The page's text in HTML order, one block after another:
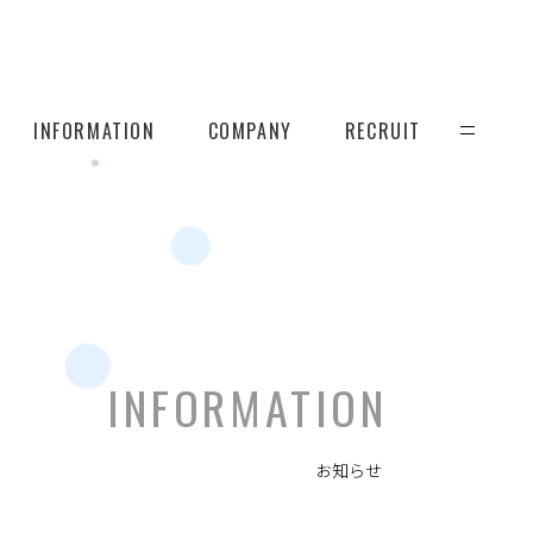
INFORMATION COMPANY RECRUIT
INFORMATION
お知らせ